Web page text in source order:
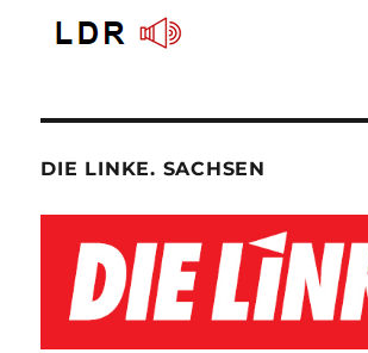
DIE LINKE. SACHSEN